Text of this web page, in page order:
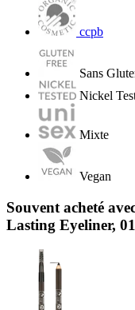
ccpb
Sans
Nickel
Mixte
Vegan
Souvent acheté
Lasting Eyeliner,